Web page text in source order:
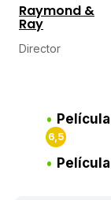
Raymond &
Ray
Director
6,5